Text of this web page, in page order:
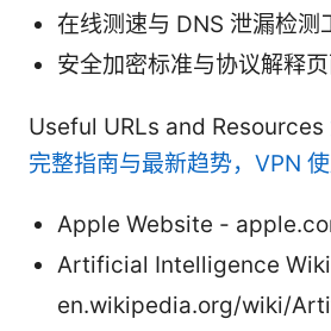
在线测速与 DNS 泄漏检测
安全加密标准与协议解释
Useful URLs and Resources
完整指南与最新趋势，VPN
Apple Website -
Artificial Intelligence
en.wikipedia.org/wiki/